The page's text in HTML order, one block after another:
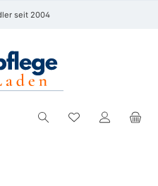
seit 2004
Du hast 0